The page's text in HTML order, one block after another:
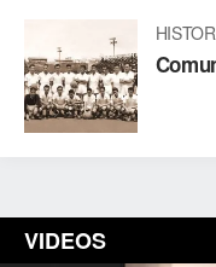
VIDEOS